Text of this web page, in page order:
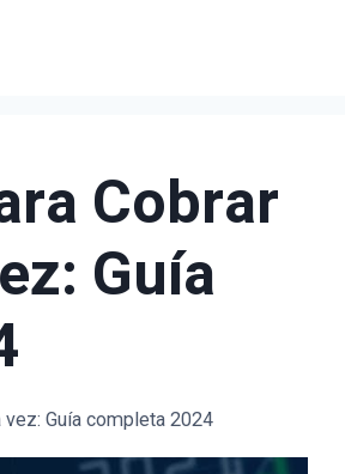
Cobrar
Guía
Guía completa 2024